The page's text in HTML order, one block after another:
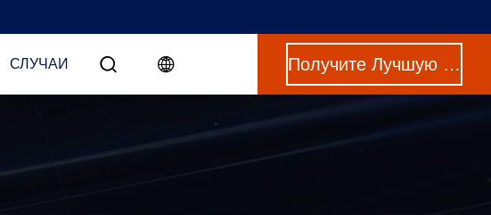
СЛУЧАИ Получите Лучшую Цену